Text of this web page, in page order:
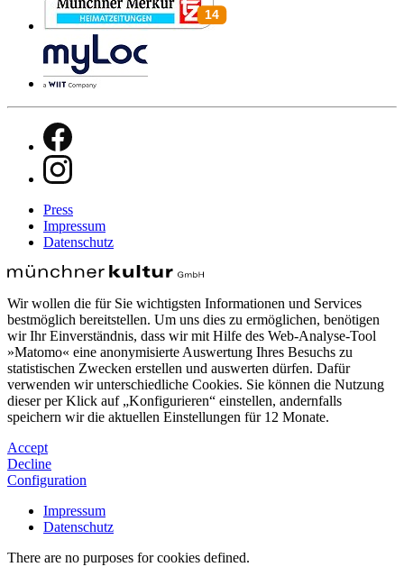
Press
Impressum
Datenschutz
Wir wollen die für Sie wichtigsten Informationen und Services
bestmöglich bereitstellen. Um uns dies zu ermöglichen, benötigen
wir Ihr Einverständnis, dass wir mit Hilfe des Web-Analyse-Tool
»Matomo« eine anonymisierte Auswertung Ihres Besuchs zu
statistischen Zwecken erstellen und auswerten dürfen. Dafür
verwenden wir unterschiedliche Cookies. Sie können die Nutzung
dieser per Klick auf „Konfigurieren“ einstellen, andernfalls
speichern wir die aktuellen Einstellungen für 12 Monate.
Accept
Decline
Configuration
Impressum
Datenschutz
There are no purposes for cookies defined.